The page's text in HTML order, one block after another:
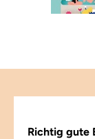
Richtig gute